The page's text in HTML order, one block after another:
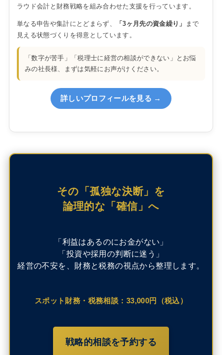
ラウド会計と財務戦略を組み合わせた支援を行っています。
単なる申告や集計にとどまらず、 「3ヶ月先の資金繰り」
まで
見える状態づくりを得意としています。
「数字が苦手」「税理士に経営の相談ができない」とお悩
みの社長様、まずは気軽にお声がけください。
詳しいプロフィールを見る →
その「孤独な決断」を
論理的な「確信」へ
「利益はあるのにお金がない」
「投資や採用の判断に迷う」
経営の不安を、財務と税務の視点から整理します。
スポット財務・税務相談：33,000円（税込）
戦略的相談を予約する